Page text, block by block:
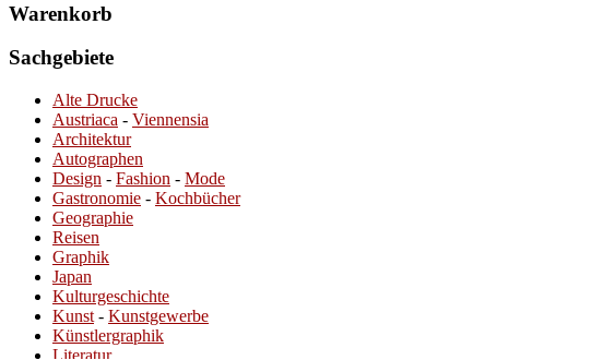
Warenkorb
Sachgebiete
Alte Drucke
Austriaca - Viennensia
Architektur
Autographen
Design - Fashion - Mode
Gastronomie - Kochbücher
Geographie
Reisen
Graphik
Japan
Kulturgeschichte
Kunst - Kunstgewerbe
Künstlergraphik
Literatur